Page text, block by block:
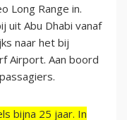
Long Range in.
uit Abu Dhabi vanaf
naar het bij
Airport. Aan boord
bijna 25 jaar. In